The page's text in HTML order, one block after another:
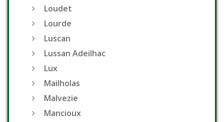
Loudet
Lourde
Luscan
Lussan Adeilhac
Lux
Mailholas
Malvezie
Mancioux